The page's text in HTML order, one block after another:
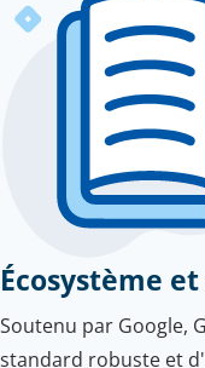
Écosystème
Soutenu par Google,
standard robuste et